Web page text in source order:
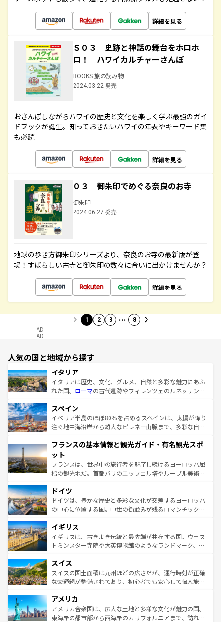
詳細を見る
Ｓ０３ 史跡と神話の舞台をホロホ
ロ！ ハワイカルチャーさんぽ
BOOKS 旅の読み物
2024.03.22 発売
おさんぽしながらハワイの歴史と文化を楽しく学ぶ最強のガイ
ドブックが誕生。知っておきたいハワイの年表やキーワード集
も必読
詳細を見る
０３ 御朱印でめぐる奈良のお寺
御朱印
2024.06.27 発売
地球の歩き方御朱印シリーズより、奈良のお寺の最新版が登
場！すばらしい古寺と御朱印の数々に合いに出かけませんか？
詳細を見る
1 2 3 … 8
AD
AD
人気の国と地域から探す
イタリア
イタリアは歴史、文化、グルメ、自然と多彩な魅力にあふ
れた国。 ローマの古代遺跡やフィレンツェのルネッサンス
ろん、トスカーナの美しい田園風景やアマルフィ海岸の絶
景など、自然景観も見逃せない。観光の合間には、本場の
ピザやパスタなど、絶品のイタリア料理を堪能することも
ませてくれるイタリアで、忘れられない旅をしてみよう！
なお、新着のイタリア情報は
しい。
スペイン
イベリア半島のほぼ80％を占めるスペインは、太陽が降り
注ぐ地中海沿岸から雄大なピレネー山脈まで、多彩な自然
文化が根付くこの国では、情熱的なフラメンコ、熱気あふ
れる闘牛、そして美味しいタパスが生活の一部となってい
る。首都マドリードの洗練された雰囲気や、バルセロナの
アートに溢れた街角から、地方では古代ローマ遺跡や中世
せる。地方によって風土や気候が異なるスペインはその個
性で訪れる人を魅了する。 なお、新着のスペイン情報は コ
ンテンツ一覧を参照してほしい。
フランスの基本情報と観光ガイド・有名観光スポ
ット
フランスは、世界中の旅行者を魅了し続けるヨーロッパ屈
指の観光地だ。首都パリのエッフェル塔やルーブル美術館
で、幅広い魅力が詰まっている。華麗な宮殿、歴史的な大
聖堂、美しいビーチ、そして豊かな自然が、訪れる者を心
から魅了する。また、フランスは美食の国としても知ら
いる。シャンパンの発祥地であるランス、プロヴァンスの
香り高いラベンダー畑など、多彩な楽しみ方が可能だ。さ
らに、パリ以外の地域にも魅力が溢れており、どの街角に
れる地方に足を運ぶとそれぞれで全く異なる文化を体験で
きるだろう。 なお、新着のフランス情報はコンテンツ一覧
を参照してほしい。
ドイツ
ドイツは、豊かな歴史と多彩な文化が交差するヨーロッパ
の中心に位置する国。中世の街並みが残るロマンチック街
顔を持つこの国は、どこを歩いても飽きることがない。ベ
ルリンの文化的活気、バイエルン州のアルプスの絶景、そ
してライン川沿いのワイン畑といった風景は必見。ビール
は、お酒好きな人にはぜひ体験してほしい。 なお、新着の
ドイツ情報はコンテンツ一覧を参照してほしい。
イギリス
イギリスは、古きよき伝統と最先端が共存する国。ウェス
トミンスター寺院や大英博物館のようなランドマーク、歴
リアごとに異なる魅力がある。また、優雅なアフタヌーン
ティー、ビール好きにはたまらない英国パブ、サッカー観
戦など、本場だからこそできる体験も豊富。イギリスを旅
ンツ一覧を参照してほしい。
スイス
スイスの国土面積は九州ほどの広さだが、運行時刻が正確
な交通網が整備されており、初心者でも安心して個人旅行
の建物がそのまま残る町や、スイスならではのユニークな
博物館もあり、アルプス観光だけでなく町歩きも満喫する
ことができる。国民の所得が高いため物価も高いが、旅行
アメリカ
アメリカ合衆国は、広大な土地と多様な文化が魅力の国。
東海岸の都市部から西海岸のカリフォルニアまで、訪れる